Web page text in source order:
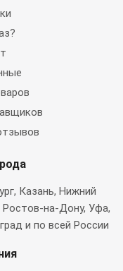
Казань, Нижний
Ростов-на-Дону, Уфа,
и по всей России